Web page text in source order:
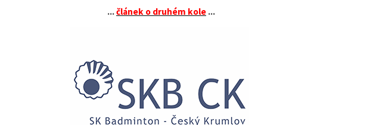
...článek o druhém kole ...